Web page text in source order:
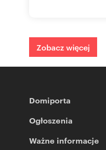
Zobacz więcej
Domiporta
Ogłoszenia
Ważne informacje